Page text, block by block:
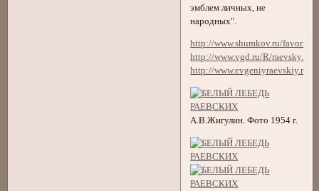
эмблем личных, не
народных".
http://www.shumkov.ru/favorite/
http://www.vgd.ru/R/raevsky.htm
http://www.evgeniyraevskiy.ru/
А.В.Жигулин. Фото 1954 г.